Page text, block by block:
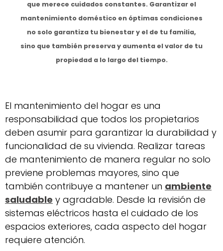
que merece cuidados constantes. Garantizar el
mantenimiento doméstico en óptimas condiciones
no solo garantiza tu bienestar y el de tu familia,
sino que también preserva y aumenta el valor de tu
propiedad a lo largo del tiempo.
El mantenimiento del hogar es una
responsabilidad que todos los propietarios
deben asumir para garantizar la durabilidad y
funcionalidad de su vivienda. Realizar tareas
de mantenimiento de manera regular no solo
previene problemas mayores, sino que
también contribuye a mantener un ambiente
saludable y agradable. Desde la revisión de
sistemas eléctricos hasta el cuidado de los
espacios exteriores, cada aspecto del hogar
requiere atención.